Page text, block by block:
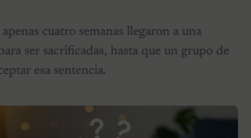
cuatro semanas llegaron a una
ser sacrificadas, hasta que un grupo de
esa sentencia.